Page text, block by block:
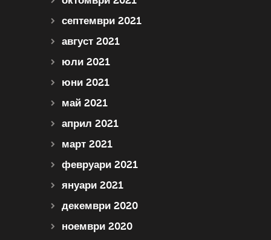
септември 2021
август 2021
юли 2021
юни 2021
май 2021
април 2021
март 2021
февруари 2021
януари 2021
декември 2020
ноември 2020